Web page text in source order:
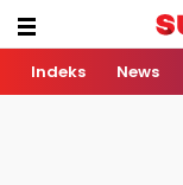
Indeks News